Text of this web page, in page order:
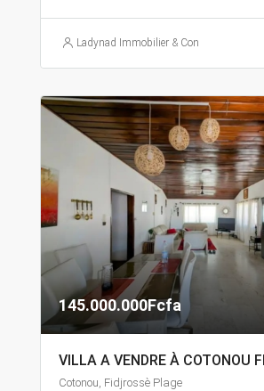
Ladynad Immobilier & Construction
145.000.000Fcfa
Cotonou, Fidjrossè Plage